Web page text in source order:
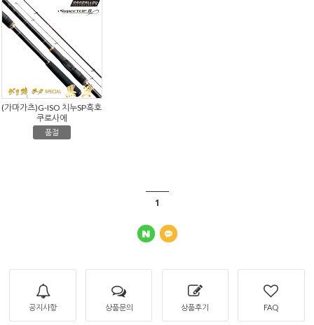
(가마가츠)G-ISO 치누SP흑호
쿠로사에
품절
1
공지사항 상품문의 상품후기 FAQ